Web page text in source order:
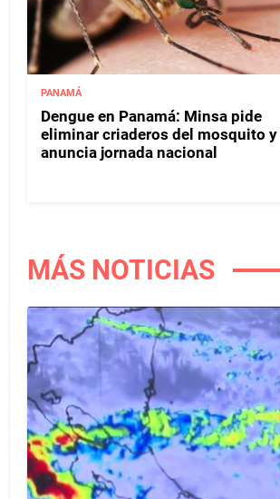
PANAMÁ
Dengue en Panamá: Minsa pide
eliminar criaderos del mosquito y
anuncia jornada nacional
MÁS NOTICIAS